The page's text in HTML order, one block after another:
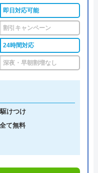
水漏れ・つまり修理に
水道局指定業者ハウス
いますが、全国に店
、定休日が異なりま
ムページから事前に
は難しい「お手頃価
術力の高いスタッフ
サービスを受けられ
即日対応可能
割引キャンペーン
24時間対応
深夜・早朝割増なし
けつけ
て無料